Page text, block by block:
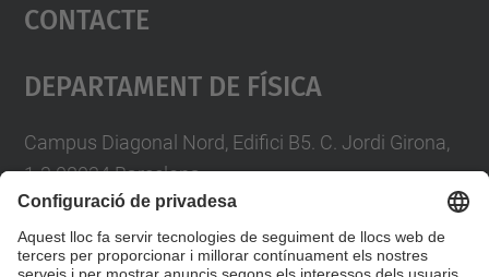
powered by
Contacte
Departament De Física
Campus Diagonal Nord, Edifici B5. C. Jordi Girona,
1-3 08034 Barcelona
A/e usd.utgcnticupc.edu